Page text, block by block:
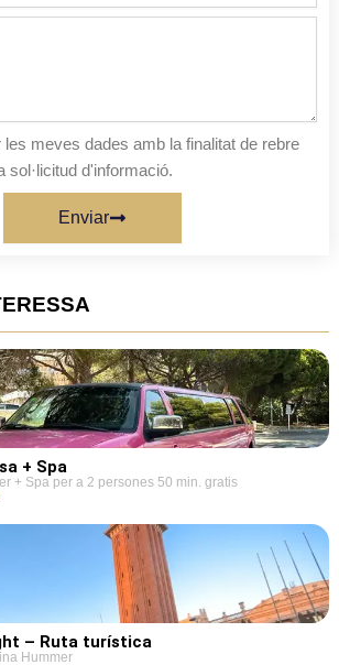
meves dades amb la finalitat de rebre
sol·licitud d'informació.
Enviar
+ Spa
+ Spa per a 2 persones 50 min. gratis
– Ruta turística
Hummer